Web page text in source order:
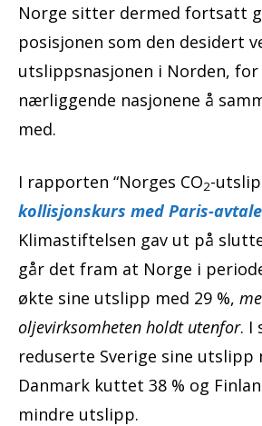
Norge sitter dermed fortsatt
posisjonen som den desidert
utslippsnasjonen i Norden,
nærliggende nasjonene å
med.
I rapporten “Norges CO2-
kollisjonskurs med Paris-
Klimastiftelsen gav ut på
går det fram at Norge i
økte sine utslipp med 29 %,
oljevirksomheten holdt utenfor. I
reduserte Sverige sine utslipp
Danmark kuttet 38 % og
mindre utslipp.